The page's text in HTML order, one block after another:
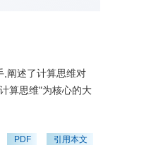
,阐述了计算思维对
算思维"为核心的大
PDF 引用本文